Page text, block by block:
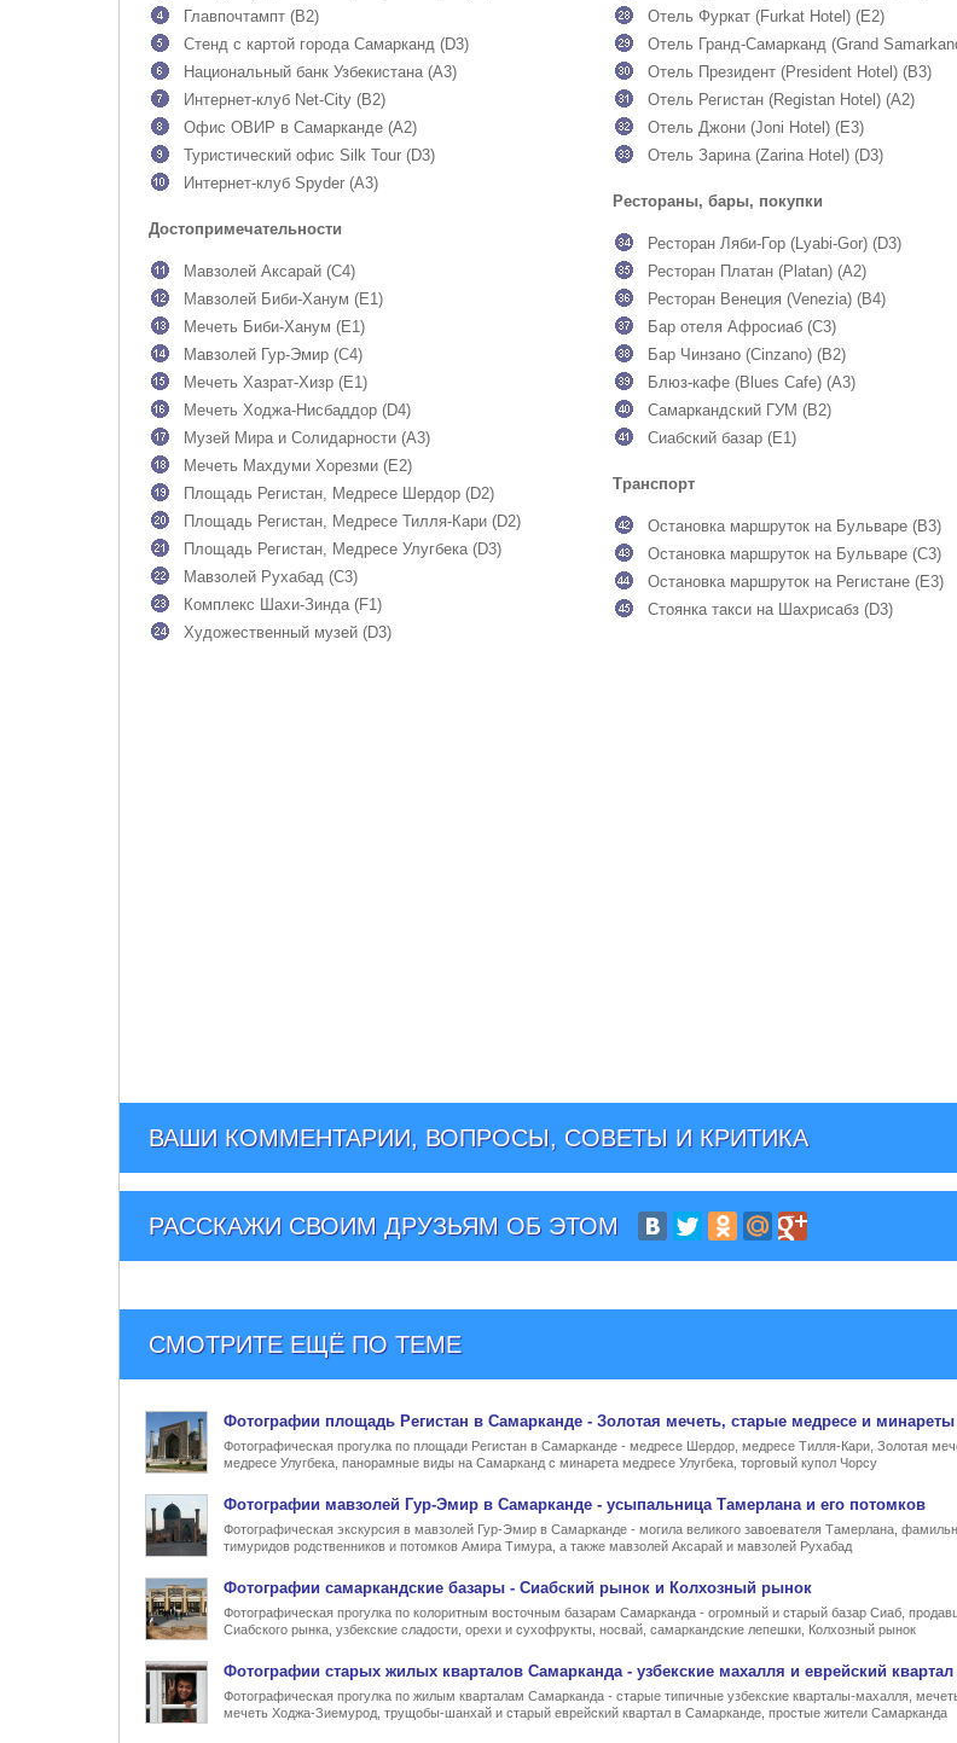
Главпочтампт (B2)
Стенд с картой города Самарканд (D3)
Национальный банк Узбекистана (A3)
Интернет-клуб Net-City (B2)
Офис ОВИР в Самарканде (A2)
Туристический офис Silk Tour (D3)
Интернет-клуб Spyder (A3)
Достопримечательности
Мавзолей Аксарай (C4)
Мавзолей Биби-Ханум (E1)
Мечеть Биби-Ханум (E1)
Мавзолей Гур-Эмир (C4)
Мечеть Хазрат-Хизр (E1)
Мечеть Ходжа-Нисбаддор (D4)
Музей Мира и Солидарности (A3)
Мечеть Махдуми Хорезми (E2)
Площадь Регистан, Медресе Шердор (D2)
Площадь Регистан, Медресе Тилля-Кари (D2)
Площадь Регистан, Медресе Улугбека (D3)
Мавзолей Рухабад (C3)
Комплекс Шахи-Зинда (F1)
Художественный музей (D3)
Отель Фуркат (Furkat Hotel) (E2)
Отель Гранд-Самарканд (Grand
Отель Президент (President Hotel) (B3)
Отель Регистан (Registan Hotel) (A2)
Отель Джони (Joni Hotel) (E3)
Отель Зарина (Zarina Hotel) (D3)
Рестораны, бары, покупки
Ресторан Ляби-Гор (Lyabi-Gor) (D3)
Ресторан Платан (Platan) (A2)
Ресторан Венеция (Venezia) (B4)
Бар отеля Афросиаб (C3)
Бар Чинзано (Cinzano) (B2)
Блюз-кафе (Blues Cafe) (A3)
Самаркандский ГУМ (B2)
Сиабский базар (E1)
Транспорт
Остановка маршруток на Бульваре (B3)
Остановка маршруток на Бульваре (C3)
Остановка маршруток на Регистане (E3)
Стоянка такси на Шахрисабз (D3)
ВАШИ КОММЕНТАРИИ, ВОПРОСЫ, СОВЕТЫ И КРИТИКА
РАССКАЖИ СВОИМ ДРУЗЬЯМ ОБ ЭТОМ
СМОТРИТЕ ЕЩЁ ПО ТЕМЕ
Фотографии площадь Регистан в Самарканде- Золотая мечеть, старые медресе и минареты
Фотографическая прогулка по площади Регистан в Самарканде - медресе Шердор, медресе Тилля-Кари, Золотая
медресе Улугбека, панорамные виды на Самарканд с минарета медресе Улугбека, торговый купол Чорсу
Фотографии мавзолей Гур-Эмир в Самарканде- усыпальница Тамерлана и его потомков
Фотографическая экскурсия в мавзолей Гур-Эмир в Самарканде - могила великого завоевателя Тамерлана,
тимуридов родственников и потомков Амира Тимура, а также мавзолей Аксарай и мавзолей Рухабад
Фотографии самаркандские базары - Сиабский рыноки Колхозный рынок
Фотографическая прогулка по колоритным восточным базарам Самарканда - огромный и старый базар Сиаб,
Сиабского рынка, узбекские сладости, орехи и сухофрукты, носвай, самаркандские лепешки, Колхозный рынок
Фотографии старых жилых кварталов Самарканда- узбекские махалля и еврейский квартал
Фотографическая прогулка по жилым кварталам Самарканда - старые типичные узбекские кварталы-махалля,
мечеть Ходжа-Зиемурод, трущобы-шанхай и старый еврейский квартал в Самарканде, простые жители Самарканда